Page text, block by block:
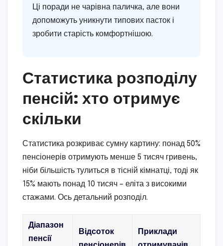
Ці поради не чарівна паличка, але вони
допоможуть уникнути типових пасток і
зробити старість комфортнішою.
Статистика розподілу
пенсій: хто отримує
скільки
Статистика розкриває сумну картину: понад 50%
пенсіонерів отримують менше 5 тисяч гривень,
ніби більшість тулиться в тісній кімнатці, тоді як
15% мають понад 10 тисяч – еліта з високими
стажами. Ось детальний розподіл.
Діапазон
пенсії
Відсоток
Приклади